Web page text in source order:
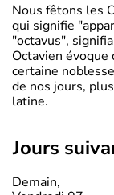
Nous fêtons les
qui signifie
"octavus",
Octavien évoque
certaine
de nos jours,
latine.
jours
Demain,